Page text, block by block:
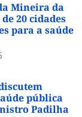
Mineira da
20 cidades
para a saúde
pública
Padilha